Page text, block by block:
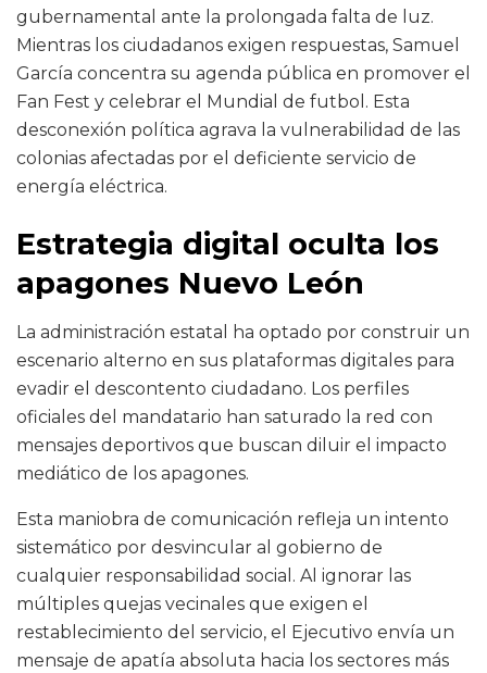
gubernamental ante la prolongada falta de luz.
Mientras los ciudadanos exigen respuestas, Samuel
García concentra su agenda pública en promover el
Fan Fest y celebrar el Mundial de futbol. Esta
desconexión política agrava la vulnerabilidad de las
colonias afectadas por el deficiente servicio de
energía eléctrica.
Estrategia digital oculta los
apagones Nuevo León
La administración estatal ha optado por construir un
escenario alterno en sus plataformas digitales para
evadir el descontento ciudadano. Los perfiles
oficiales del mandatario han saturado la red con
mensajes deportivos que buscan diluir el impacto
mediático de los apagones.
Esta maniobra de comunicación refleja un intento
sistemático por desvincular al gobierno de
cualquier responsabilidad social. Al ignorar las
múltiples quejas vecinales que exigen el
restablecimiento del servicio, el Ejecutivo envía un
mensaje de apatía absoluta hacia los sectores más